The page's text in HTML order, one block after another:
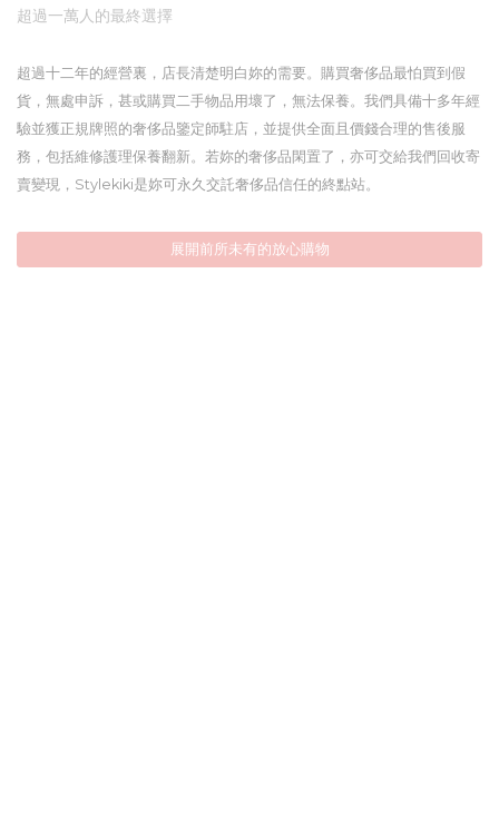
超過一萬人的最終選擇
超過十二年的經營裏，店長清楚明白妳的需要。購買奢侈品最怕買到假
貨，無處申訴，甚或購買二手物品用壞了，無法保養。我們具備十多年經
驗並獲正規牌照的奢侈品鑒定師駐店，並提供全面且價錢合理的售後服
務，包括維修護理保養翻新。若妳的奢侈品閑置了，亦可交給我們回收寄
賣變現，Stylekiki是妳可永久交託奢侈品信任的終點站。
展開前所未有的放心購物